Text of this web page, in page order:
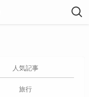
人気記事
旅行